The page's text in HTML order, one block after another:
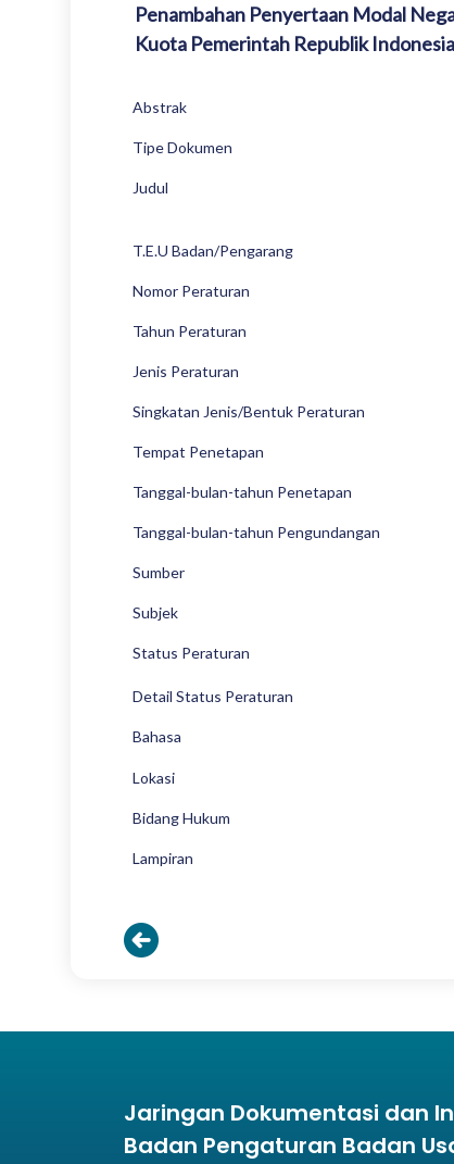
Penambahan Penyertaan Modal
Kuota Pemerintah Republik
Abstrak
Tipe Dokumen
Judul
T.E.U Badan/Pengarang
Nomor Peraturan
Tahun Peraturan
Jenis Peraturan
Singkatan Jenis/Bentuk Peraturan
Tempat Penetapan
Tanggal-bulan-tahun Penetapan
Tanggal-bulan-tahun Pengundangan
Sumber
Subjek
Status Peraturan
Detail Status Peraturan
Bahasa
Lokasi
Bidang Hukum
Lampiran
Jaringan Dokumentasi dan
Badan Pengaturan Badan